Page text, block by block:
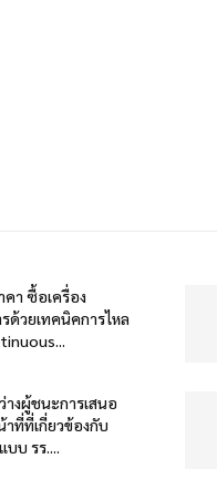
า ซื้อเครื่อง
ด้วยเทคนิคการไหล
างผู้ชนะการเสนอ
าที่ที่เกี่ยวข้องกับ
บ รร....